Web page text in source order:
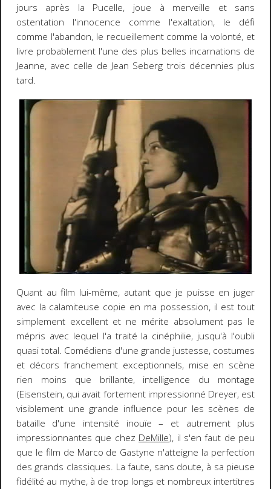
jours après la Pucelle, joue à merveille et sans
ostentation l'innocence comme l'exaltation, le défi
comme l'abandon, le recueillement comme la volonté, et
livre probablement l'une des plus belles incarnations de
Jeanne, avec celle de Jean Seberg trois décennies plus
tard.
Quant au film lui-même, autant que je puisse en juger
avec la calamiteuse copie en ma possession, il est tout
simplement excellent et ne mérite absolument pas le
mépris avec lequel l'a traité la cinéphilie, jusqu'à l'oubli
quasi total. Comédiens d'une grande justesse, costumes
et décors franchement exceptionnels, mise en scène
rien moins que brillante, intelligence du montage
(Eisenstein, qui avait fortement impressionné Dreyer, est
visiblement une grande influence pour les scènes de
bataille d'une intensité inouïe – et autrement plus
impressionnantes que chez DeMille), il s'en faut de peu
que le film de Marco de Gastyne n'atteigne la perfection
des grands classiques. La faute, sans doute, à sa pieuse
fidélité au mythe, à de trop longs et nombreux intertitres